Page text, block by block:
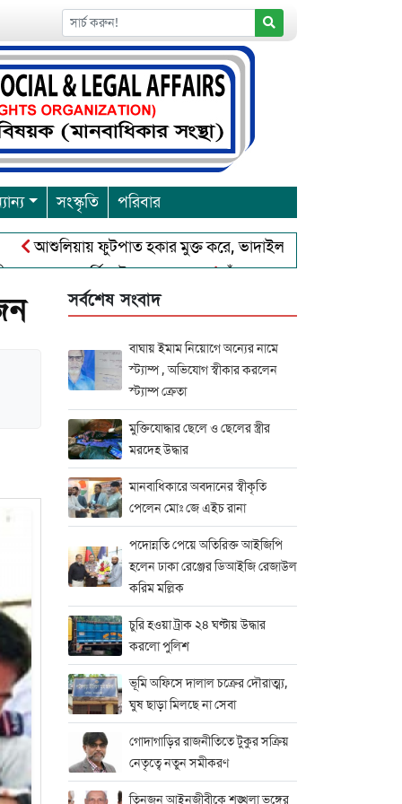
সংস্কৃতি পরিবার
ফুটপাত হকার মুক্ত করে, ভাদাইল প্রাইমারি ফ্রেন্ডস ক্লাব এর
পূর্নিমা উৎসব শুরু চাঁদপুরে বাংলাদেশ আহলে সুন্নাত
সর্বশেষ সংবাদ
বাঘায় ইমাম নিয়োগে অন্যের নামে
স্ট্যাম্প , অভিযোগ স্বীকার করলেন
স্ট্যাম্প ক্রেতা
মুক্তিযোদ্ধার ছেলে ও ছেলের স্ত্রীর
মরদেহ উদ্ধার
মানবাধিকারে অবদানের স্বীকৃতি
পেলেন মোঃ জে এইচ রানা
পদোন্নতি পেয়ে অতিরিক্ত আইজিপি
হলেন ঢাকা রেঞ্জের ডিআইজি রেজাউল
করিম মল্লিক
চুরি হওয়া ট্রাক ২৪ ঘণ্টায় উদ্ধার
করলো পুলিশ
ভূমি অফিসে দালাল চক্রের দৌরাত্ম্য,
ঘুষ ছাড়া মিলছে না সেবা
গোদাগাড়ির রাজনীতিতে টুকুর সক্রিয়
নেতৃত্বে নতুন সমীকরণ
তিনজন আইনজীবীকে শৃঙ্খলা ভঙ্গের